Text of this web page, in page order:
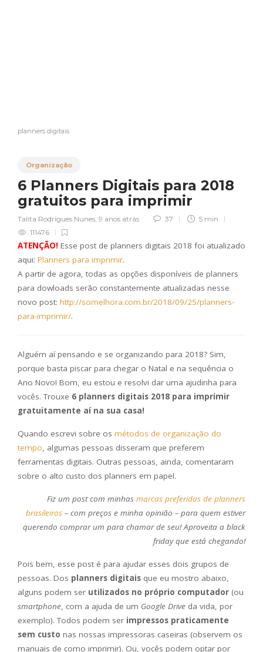
planners digitais
Organização
6 Planners Digitais para 2018
gratuitos para imprimir
Talita Rodrigues Nunes, 9 anos atrás 37
5 min
111476
ATENÇÃO! Esse post de planners digitais 2018 foi atualizado
aqui: Planners para imprimir.
A partir de agora, todas as opções disponíveis de planners
para dowloads serão constantemente atualizadas nesse
novo post: http://somelhora.com.br/2018/09/25/planners-
para-imprimir/.
Alguém aí pensando e se organizando para 2018? Sim,
porque basta piscar para chegar o Natal e na sequência o
Ano Novo! Bom, eu estou e resolvi dar uma ajudinha para
vocês. Trouxe 6 planners digitais 2018 para imprimir
gratuitamente aí na sua casa!
Quando escrevi sobre os métodos de organização do
tempo, algumas pessoas disseram que preferem
ferramentas digitais. Outras pessoas, ainda, comentaram
sobre o alto custo dos planners em papel.
Fiz um post com minhas marcas preferidas de planners
brasileiros – com preços e minha opinião – para quem estiver
querendo comprar um para chamar de seu! Aproveita a black
friday que está chegando!
Pois bem, esse post é para ajudar esses dois grupos de
pessoas. Dos planners digitais que eu mostro abaixo,
alguns podem ser utilizados no próprio computador (ou
smartphone, com a ajuda de um Google Drive da vida, por
exemplo). Todos podem ser impressos praticamente
sem custo nas nossas impressoras caseiras (observem os
manuais de como imprimir). Ou, vocês podem optar por